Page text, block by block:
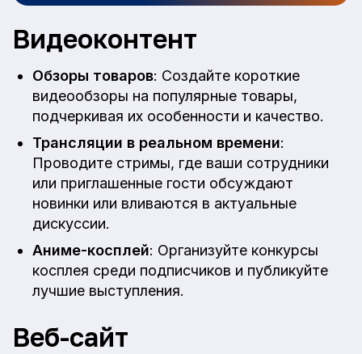
Видеоконтент
Обзоры товаров: Создайте короткие
видеообзоры на популярные товары,
подчеркивая их особенности и качество.
Трансляции в реальном времени:
Проводите стримы, где ваши сотрудники
или приглашенные гости обсуждают
новинки или вливаются в актуальные
дискуссии.
Аниме-косплей: Организуйте конкурсы
косплея среди подписчиков и публикуйте
лучшие выступления.
Веб-сайт